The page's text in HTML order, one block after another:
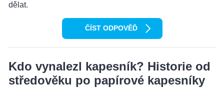
dělat.
ČÍST ODPOVĚĎ
Kdo vynalezl kapesník? Historie od
středověku po papírové kapesníky